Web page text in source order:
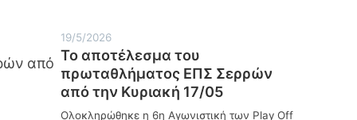
19/5/2026
Το αποτέλεσμα του
πρωταθλήματος ΕΠΣ Σερρών
από την Κυριακή 17/05
Ολοκληρώθηκε η 6η Αγωνιστική των Play Off